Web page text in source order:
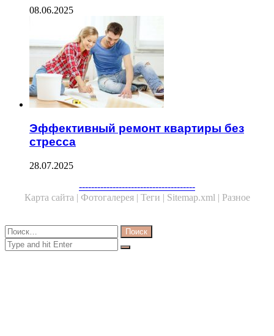
08.06.2025
Эффективный ремонт квартиры без
стресса
28.07.2025
--------------------------------------
Карта сайта | Фотогалерея | Теги | Sitemap.xml | Разное
Close
Найти:
Close
Search